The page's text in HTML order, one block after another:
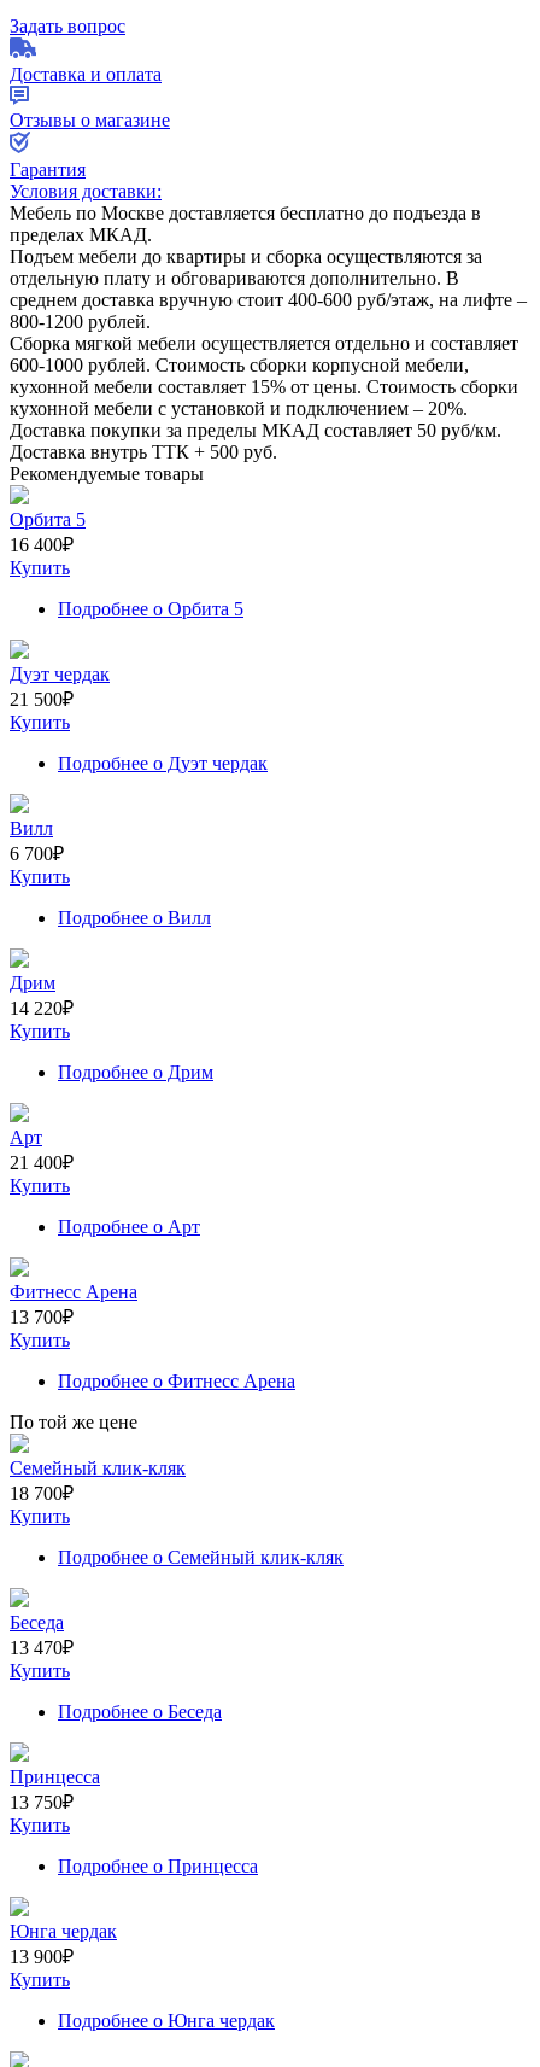
Задать вопрос
Доставка и оплата
Отзывы о магазине
Гарантия
Условия доставки:
Мебель по Москве доставляется бесплатно до подъезда в
пределах МКАД.
Подъем мебели до квартиры и сборка осуществляются за
отдельную плату и обговариваются дополнительно. В
среднем доставка вручную стоит 400-600 руб/этаж, на лифте –
800-1200 рублей.
Сборка мягкой мебели осуществляется отдельно и составляет
600-1000 рублей. Стоимость сборки корпусной мебели,
кухонной мебели составляет 15% от цены. Стоимость сборки
кухонной мебели с установкой и подключением – 20%.
Доставка покупки за пределы МКАД составляет 50 руб/км.
Доставка внутрь ТТК + 500 руб.
Рекомендуемые товары
Орбита 5
16 400₽
Купить
Подробнее о Орбита 5
Дуэт чердак
21 500₽
Купить
Подробнее о Дуэт чердак
Вилл
6 700₽
Купить
Подробнее о Вилл
Дрим
14 220₽
Купить
Подробнее о Дрим
Арт
21 400₽
Купить
Подробнее о Арт
Фитнесс Арена
13 700₽
Купить
Подробнее о Фитнесс Арена
По той же цене
Семейный клик-кляк
18 700₽
Купить
Подробнее о Семейный клик-кляк
Беседа
13 470₽
Купить
Подробнее о Беседа
Принцесса
13 750₽
Купить
Подробнее о Принцесса
Юнга чердак
13 900₽
Купить
Подробнее о Юнга чердак